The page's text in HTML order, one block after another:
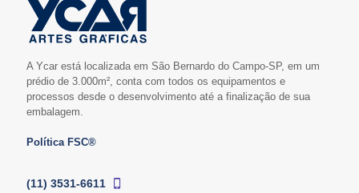
A Ycar está localizada em São Bernardo do Campo-SP, em um
prédio de 3.000m², conta com todos os equipamentos e
processos desde o desenvolvimento até a finalização de sua
embalagem.
Política FSC®
(11) 3531-6611